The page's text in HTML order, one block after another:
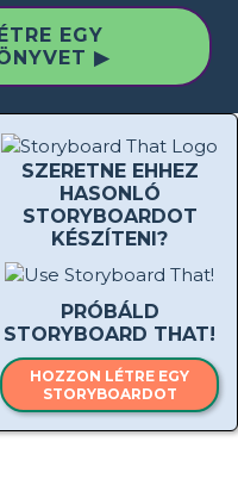
EGY
▶
SZERETNE EHHEZ
HASONLÓ
STORYBOARDOT
KÉSZÍTENI?
PRÓBÁLD
STORYBOARD THAT!
HOZZON LÉTRE EGY
STORYBOARDOT